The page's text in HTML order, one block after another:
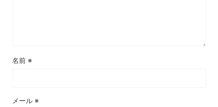
名前 ※
メール ※